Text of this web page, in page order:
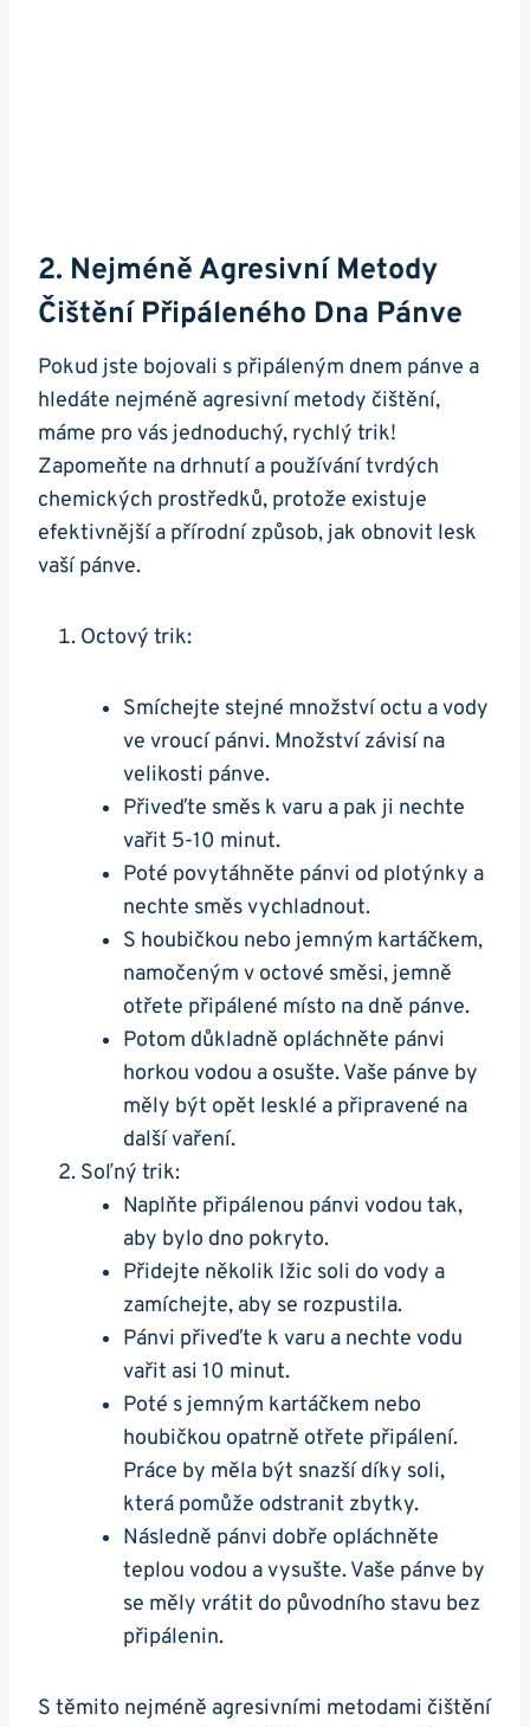
2. Nejméně Agresivní Metody
Čištění Připáleného Dna Pánve
Pokud jste bojovali ⁤s⁢ připáleným⁢ dnem pánve a
hledáte ‌nejméně agresivní metody čištění,
⁣máme‌ pro⁢ vás jednoduchý, rychlý trik!
Zapomeňte na drhnutí a⁢ používání tvrdých
chemických prostředků,‍ protože existuje
efektivnější a přírodní ⁢způsob, jak ‌obnovit lesk
vaší pánve.
Octový trik:
Smíchejte ⁤stejné množství​ octu a‌ vody⁢
ve vroucí pánvi. Množství závisí⁢ na
velikosti pánve.
Přiveďte směs k varu a pak ji nechte‍
vařit 5-10 minut.
Poté povytáhněte pánvi od plotýnky⁢ a
⁢nechte⁢ směs vychladnout.
S ⁣houbičkou nebo jemným kartáčkem,
namočeným v octové směsi, jemně
otřete‌ připálené místo na dně pánve.
Potom‌ důkladně opláchněte pánvi
horkou​ vodou a osušte. Vaše pánve​ by⁢
měly být opět ⁤lesklé​ a připravené⁣ na
další vaření.
Soľný trik:
Naplňte připálenou pánvi vodou tak,
aby bylo dno pokryto.
Přidejte několik lžic ⁣soli do vody a
zamíchejte, aby se rozpustila.
Pánvi přiveďte k varu a nechte vodu
vařit asi ​10 minut.
Poté s jemným kartáčkem nebo
houbičkou opatrně otřete připálení.
⁤Práce‌ by měla být snazší díky soli,
která pomůže odstranit zbytky.
Následně pánvi dobře opláchněte
teplou vodou a vysušte.​ Vaše pánve by
se měly vrátit do původního stavu bez
připálenin.
S těmito nejméně agresivními metodami čištění